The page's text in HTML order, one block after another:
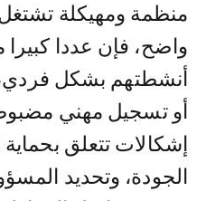
منظمة ومهيكلة
واضح، فإن عددا
أنشطتهم بشكل
أو تسجيل مهني
إشكالات تتعلق
الجودة، وتحديد